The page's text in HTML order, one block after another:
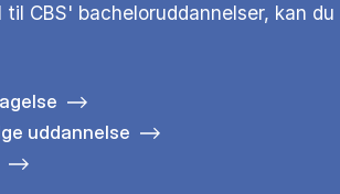
til CBS' bacheloruddannelser, kan du
uddannelse